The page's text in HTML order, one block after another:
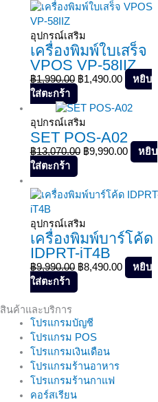
อุปกรณ์เสริม
เครื่องพิมพ์ใบเสร็จ
VPOS VP-58IIZ
฿1,990.00 ฿1,490.00
หยิบ
ใส่ตะกร้า
อุปกรณ์เสริม
SET POS-A02
฿13,070.00 ฿9,990.00
หยิบ
ใส่ตะกร้า
Sale!
อุปกรณ์เสริม
เครื่องพิมพ์บาร์โค้ด
IDPRT-iT4B
฿9,990.00 ฿8,490.00
หยิบ
ใส่ตะกร้า
สินค้าและบริการ
โปรแกรมบัญชี
โปรแกรม POS
โปรแกรมเงินเดือน
โปรแกรมร้านอาหาร
โปรแกรมร้านกาแฟ
คอร์สเรียน